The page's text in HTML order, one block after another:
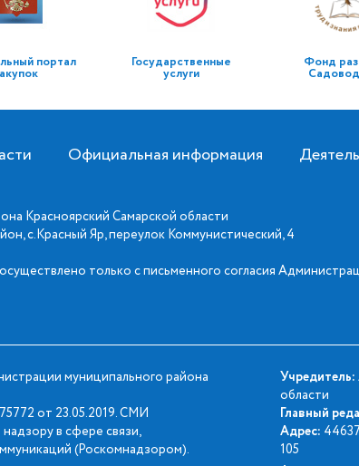
портал Государственные
услуги
Фонд
Официальная информация
Красноярский Самарской области
с.Красный Яр, переулок Коммунистический, 4
только с письменного согласия
муниципального района
от 23.05.2019. СМИ
в сфере связи,
(Роскомнадзором).
Учредитель:
области
Главный
Адрес:
105